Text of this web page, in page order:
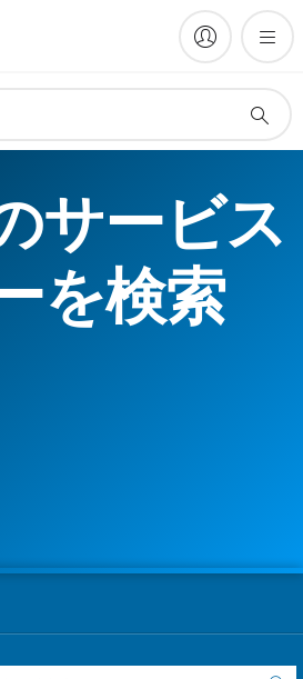
サービス
を検索